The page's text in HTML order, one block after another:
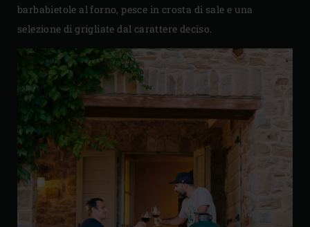
barbabietole al forno, pesce in crosta di sale e una
selezione di grigliate dal carattere deciso.